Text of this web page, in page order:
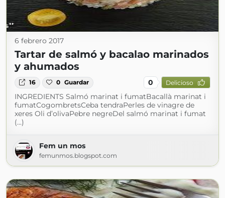
6 febrero 2017
Tartar de salmó y bacalao marinados
y ahumados
16 0 Guardar 0 Delicioso
INGREDIENTS Salmó marinat i fumatBacallà marinat i
fumatCogombretsCeba tendraPerles de vinagre de
xeres Oli d’olivaPebre negreDel salmó marinat i fumat
(...)
Fem un mos
femunmos.blogspot.com